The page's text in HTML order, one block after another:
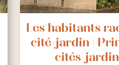
Les habitants
cité-jardin |
cités-